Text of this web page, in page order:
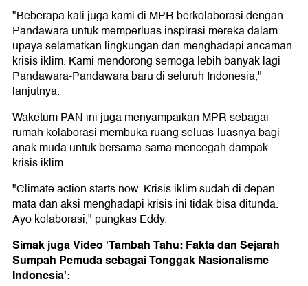
"Beberapa kali juga kami di MPR berkolaborasi dengan
Pandawara untuk memperluas inspirasi mereka dalam
upaya selamatkan lingkungan dan menghadapi ancaman
krisis iklim. Kami mendorong semoga lebih banyak lagi
Pandawara-Pandawara baru di seluruh Indonesia,"
lanjutnya.
Waketum PAN ini juga menyampaikan MPR sebagai
rumah kolaborasi membuka ruang seluas-luasnya bagi
anak muda untuk bersama-sama mencegah dampak
krisis iklim.
"Climate action starts now. Krisis iklim sudah di depan
mata dan aksi menghadapi krisis ini tidak bisa ditunda.
Ayo kolaborasi," pungkas Eddy.
Simak juga Video 'Tambah Tahu: Fakta dan Sejarah
Sumpah Pemuda sebagai Tonggak Nasionalisme
Indonesia':